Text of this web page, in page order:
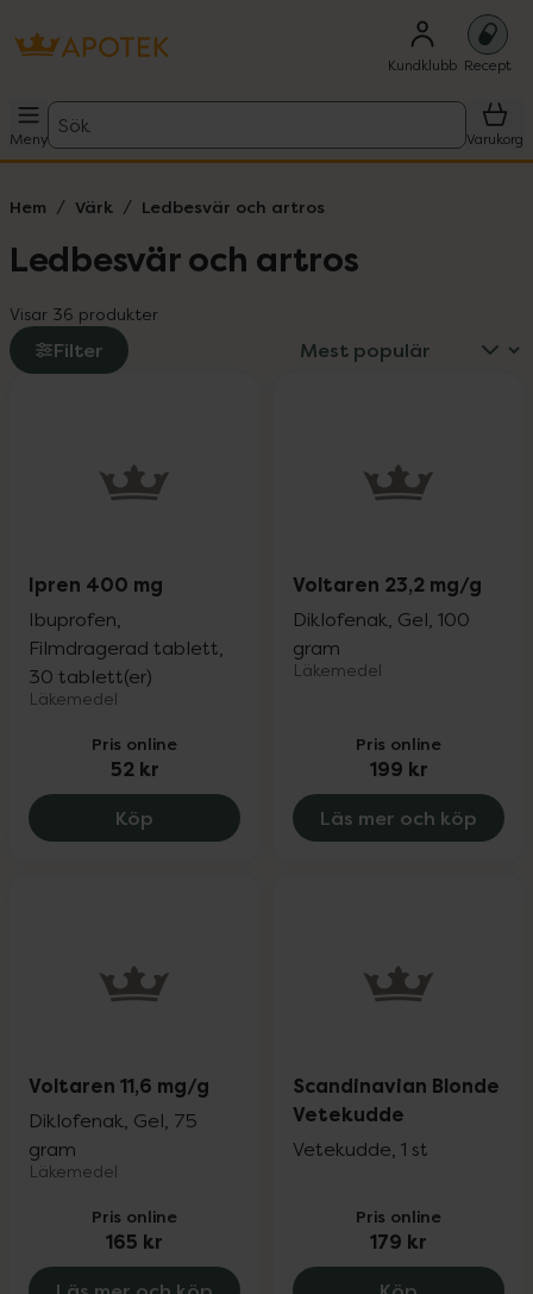
Kundklubb Recept
Meny
Sök
Varukorg
Hem Värk Ledbesvär och artros
Ledbesvär och artros
Visar 36 produkter
Filter
Ipren 400 mg
Ibuprofen,
Filmdragerad tablett,
30 tablett(er)
Läkemedel
Pris online
52 kr
Köp Ipren 400 mg, 52 kr.
Voltaren 23,2 mg/g
Diklofenak, Gel, 100
gram
Läkemedel
Pris online
199 kr
Läs mer och köp
Voltaren 11,6 mg/g
Diklofenak, Gel, 75
gram
Läkemedel
Pris online
165 kr
Scandinavian Blonde
Vetekudde
Vetekudde, 1 st
Pris online
179 kr